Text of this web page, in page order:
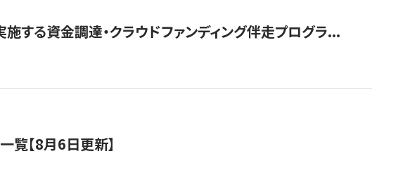
する資金調達・クラウドファンディング伴走プログラ...
【8月6日更新】